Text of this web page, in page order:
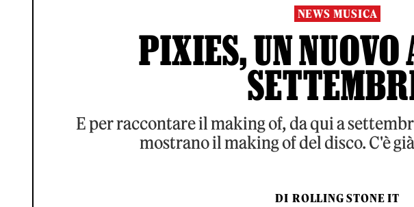
NEWS MUSICA
PIXIES, UN NUOVO
E per raccontare il making of, da qui a
mostrano il making of del disco. C'è
DI ROLLING STONE IT